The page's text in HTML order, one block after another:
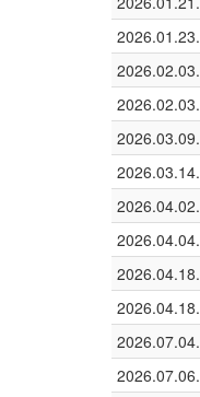
2026.01.23.
2026.02.03.
2026.02.03.
2026.03.09.
2026.03.14.
2026.04.02.
2026.04.04.
2026.04.18.
2026.04.18.
2026.07.04.
2026.07.06.